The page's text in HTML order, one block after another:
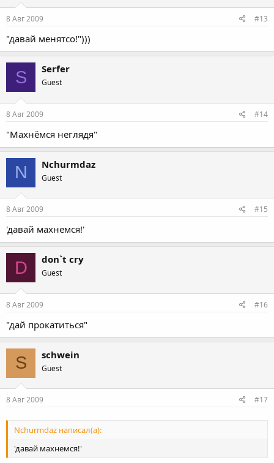
8 Авг 2009 #13
"давай менятсо!")))
S Serfer
Guest
8 Авг 2009 #14
"Махнёмся неглядя"
N Nchurmdaz
Guest
8 Авг 2009 #15
'давай махнемся!'
D don`t cry
Guest
8 Авг 2009 #16
"дай прокатиться"
S schwein
Guest
8 Авг 2009 #17
Nchurmdaz написал(а):
'давай махнемся!'